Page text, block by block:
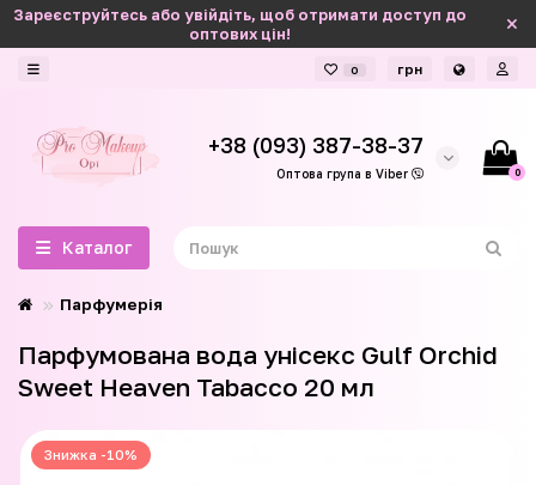
Зареєструйтесь або увійдіть, щоб отримати доступ до
оптових цін!
0 грн
+38 (093) 387-38-37
Оптова група в Viber 0
Каталог
Парфумерія
Парфумована вода унісекс Gulf Orchid
Sweet Heaven Tabacco 20 мл
Знижка -10%